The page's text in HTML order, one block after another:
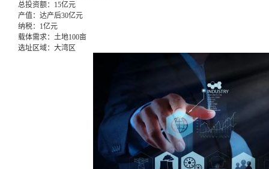
总投资额： 15亿元
产值： 达产后30亿元
纳税： 1亿元
载体需求： 土地100亩
选址区域： 大湾区